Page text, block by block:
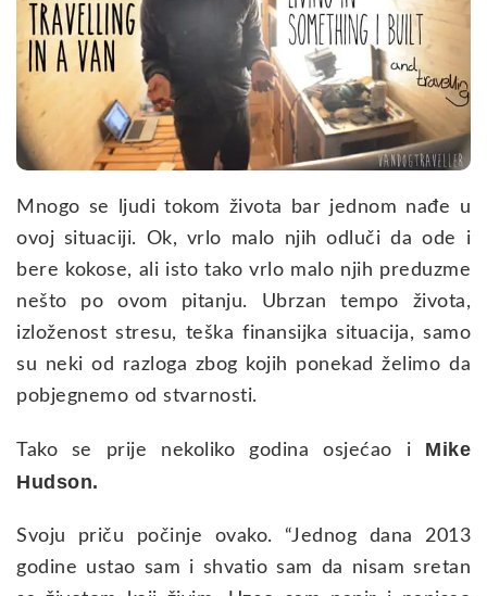
Mnogo se ljudi tokom života bar jednom nađe u
ovoj situaciji. Ok, vrlo malo njih odluči da ode i
bere kokose, ali isto tako vrlo malo njih preduzme
nešto po ovom pitanju. Ubrzan tempo života,
izloženost stresu, teška finansijka situacija, samo
su neki od razloga zbog kojih ponekad želimo da
pobjegnemo od stvarnosti.
Tako se prije nekoliko godina osjećao i Mike
Hudson.
Svoju priču počinje ovako. “Jednog dana 2013
godine ustao sam i shvatio sam da nisam sretan